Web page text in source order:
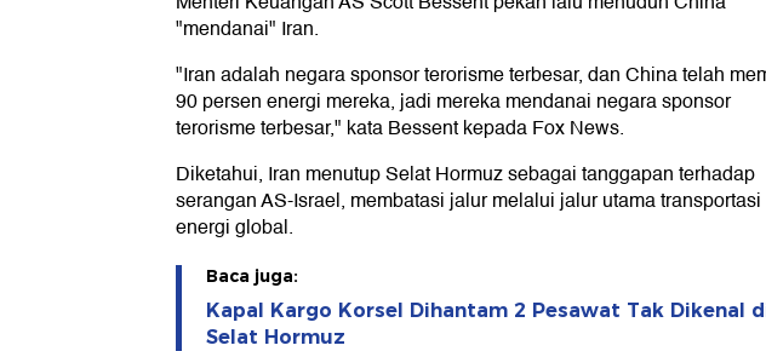
"mendanai" Iran.
"Iran adalah negara sponsor terorisme terbesar, dan China telah
90 persen energi mereka, jadi mereka mendanai negara sponsor
terorisme terbesar," kata Bessent kepada Fox News.
Diketahui, Iran menutup Selat Hormuz sebagai tanggapan terhadap
serangan AS-Israel, membatasi jalur melalui jalur utama transportasi
energi global.
Baca juga:
Kapal Kargo Korsel Dihantam 2 Pesawat Tak Dikenal
Selat Hormuz